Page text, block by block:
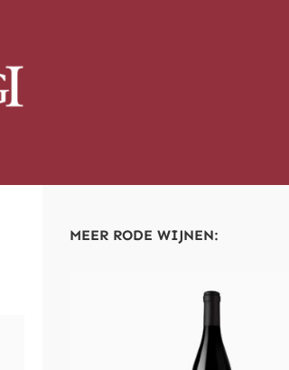
MEER RODE WIJNEN: